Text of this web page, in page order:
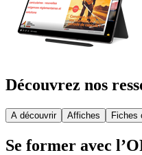
Découvrez nos
A découvrir Affiches Fiches
Se former avec